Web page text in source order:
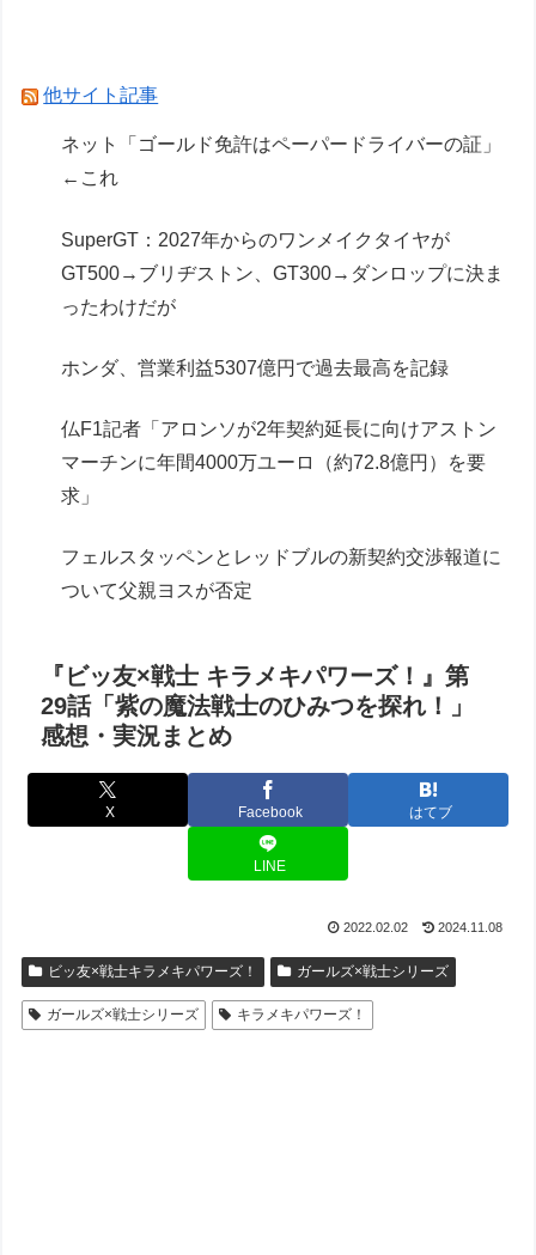
他サイト記事
ネット「ゴールド免許はペーパードライバーの証」
←これ
SuperGT：2027年からのワンメイクタイヤが
GT500→ブリヂストン、GT300→ダンロップに決ま
ったわけだが
ホンダ、営業利益5307億円で過去最高を記録
仏F1記者「アロンソが2年契約延長に向けアストン
マーチンに年間4000万ユーロ（約72.8億円）を要
求」
フェルスタッペンとレッドブルの新契約交渉報道に
ついて父親ヨスが否定
『ビッ友×戦士 キラメキパワーズ！』第
29話「紫の魔法戦士のひみつを探れ！」
感想・実況まとめ
X Facebook はてブ
LINE
2022.02.02 2024.11.08
ビッ友×戦士キラメキパワーズ！ ガールズ×戦士シリーズ
ガールズ×戦士シリーズ キラメキパワーズ！